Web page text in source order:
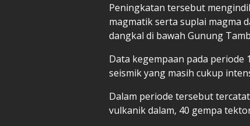
Peningkatan tersebut
magmatik serta suplai magma
dangkal di bawah Gunung
Data kegempaan pada
seismik yang masih cukup
Dalam periode tersebut
vulkanik dalam, 40 gempa